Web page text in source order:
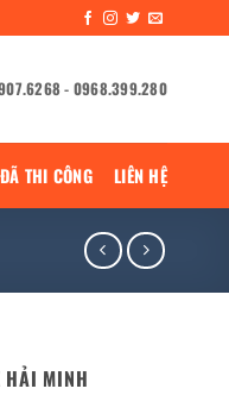
- 0968.399.280
THI CÔNG LIÊN HỆ
HẢI MINH